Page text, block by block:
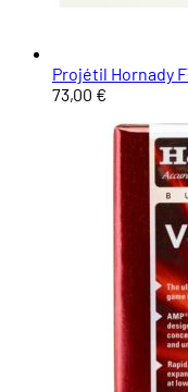
Projétil Hornady
73,00 €